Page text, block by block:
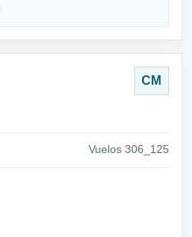
CM
Vuelos 306_125